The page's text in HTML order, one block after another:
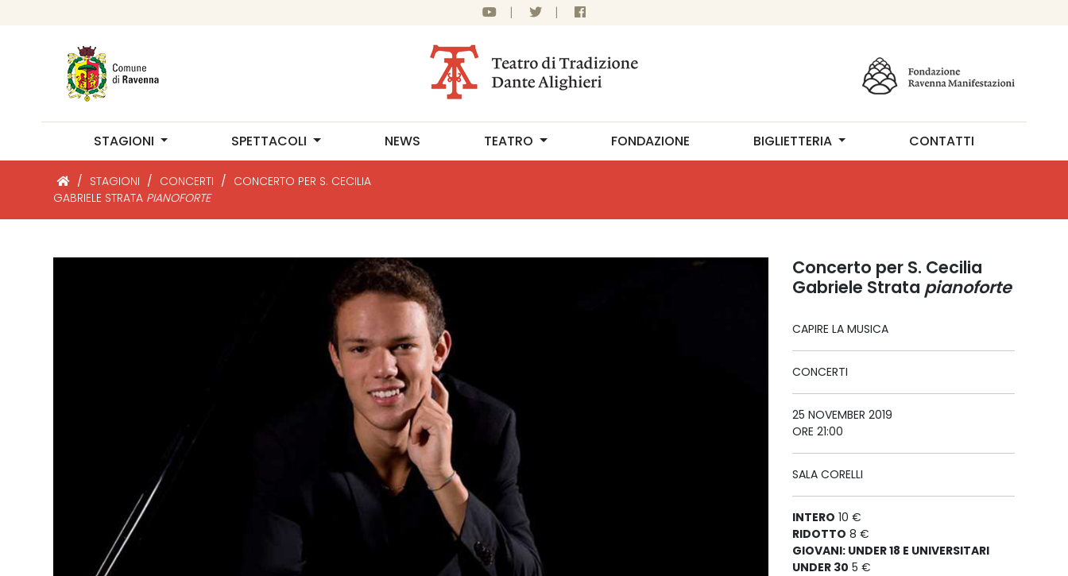
| |
STAGIONI SPETTACOLI NEWS TEATRO FONDAZIONE BIGLIETTERIA CONTATTI
/ STAGIONI / CONCERTI / CONCERTO PER S. CECILIA
GABRIELE STRATA PIANOFORTE
Concerto per S. Cecilia
Gabriele Strata pianoforte
CAPIRE LA MUSICA
CONCERTI
25 NOVEMBER 2019
ORE 21:00
SALA CORELLI
INTERO 10 €
RIDOTTO 8 €
GIOVANI: UNDER 18 E UNIVERSITARI
UNDER 30 5 €